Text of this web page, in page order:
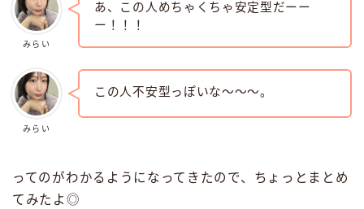
みらい
あ、この人めちゃくちゃ安定型だーー
ー！！！
みらい
この人不安型っぽいな〜〜〜。
ってのがわかるようになってきたので、ちょっとまとめ
てみたよ◎